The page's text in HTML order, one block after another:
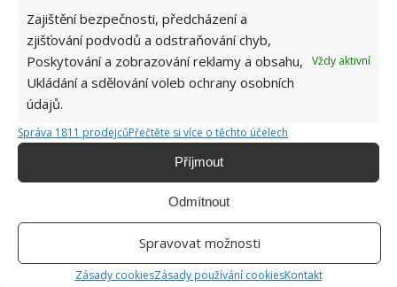
Zajištění bezpečnosti, předcházení a
zjišťování podvodů a odstraňování chyb,
Poskytování a zobrazování reklamy a obsahu,
Ukládání a sdělování voleb ochrany osobních
údajů.
Vždy aktivní
Správa 1811 prodejcůPřečtěte si více o těchto účelech
Příjmout
Odmítnout
Spravovat možnosti
Zásady cookiesZásady používání cookiesKontakt
případěje tedy nezbytné, aby se rozmrazený
produkt neumisťoval do mrazničky
nejprve uvařili. Existuje totiž velké riziko, že v každé
fázi zmrazování a rozmrazování se mikrobiální zátěž
přítomná v potravinách masivně zvyšuje.
Zdroj:Healthline